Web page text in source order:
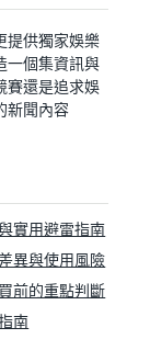
提供獨家娛樂
一個集資訊與
賽還是追求娛
新聞內容
實用避雷指南
異與使用風險
前的重點判斷
南